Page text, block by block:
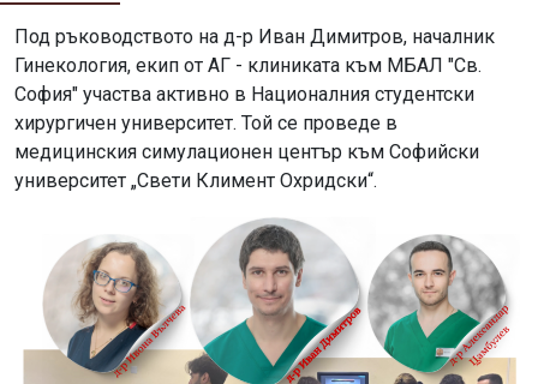
Под ръководството на д-р Иван Димитров, началник
Гинекология, екип от АГ - клиниката към МБАЛ "Св.
София" участва активно в Националния студентски
хирургичен университет. Той се проведе в
медицинския симулационен център към Софийски
университет „Свети Климент Охридски“.